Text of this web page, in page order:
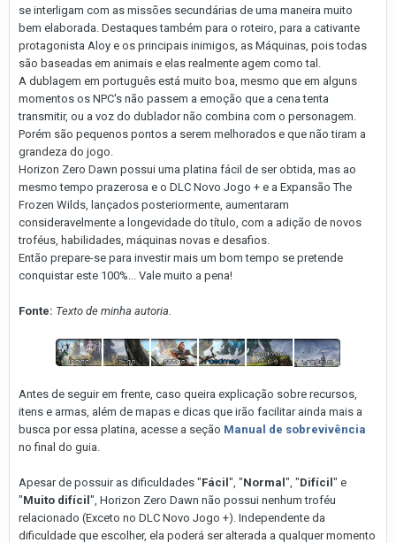
se interligam com as missões secundárias de uma maneira muito
bem elaborada. Destaques também para o roteiro, para a cativante
protagonista Aloy e os principais inimigos, as Máquinas, pois todas
são baseadas em animais e elas realmente agem como tal.
A dublagem em português está muito boa, mesmo que em alguns
momentos os NPC's não passem a emoção que a cena tenta
transmitir, ou a voz do dublador não combina com o personagem.
Porém são pequenos pontos a serem melhorados e que não tiram a
grandeza do jogo.
Horizon Zero Dawn possui uma platina fácil de ser obtida, mas ao
mesmo tempo prazerosa e o DLC Novo Jogo + e a Expansão The
Frozen Wilds, lançados posteriormente, aumentaram
consideravelmente a longevidade do título, com a adição de novos
troféus, habilidades, máquinas novas e desafios.
Então prepare-se para investir mais um bom tempo se pretende
conquistar este 100%... Vale muito a pena!
Fonte: Texto de minha autoria.
Antes de seguir em frente, caso queira explicação sobre recursos,
itens e armas, além de mapas e dicas que irão facilitar ainda mais a
busca por essa platina, acesse a seção Manual de sobrevivência
no final do guia.
Apesar de possuir as dificuldades "Fácil ", "Normal ", "Difícil " e
"Muito difícil ", Horizon Zero Dawn não possui nenhum troféu
relacionado (Exceto no DLC Novo Jogo +). Independente da
dificuldade que escolher, ela poderá ser alterada a qualquer momento